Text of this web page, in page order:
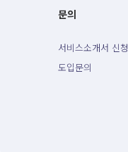
문의
서비스소개서 신청
도입문의